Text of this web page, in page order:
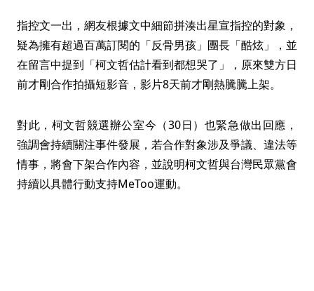
指控文一出，網友根據文中細節拼湊出星宣指控的對象，
疑為擁有超過百萬訂閱的「反骨男孩」團長「酷炫」，並
在留言中提到「柯文哲估計看到都想哭了」，原來雙方日
前才剛合作拍攝短影音，影片8天前才剛熱騰騰上架。
對此，柯文哲競選辦公室今（30日）也緊急做出回應，
強調會持續關注事件發展，若合作對象涉及爭議、違法等
情事，將會下架合作內容，並說明柯文哲與台灣民眾黨會
持續以具體行動支持MeToo運動。